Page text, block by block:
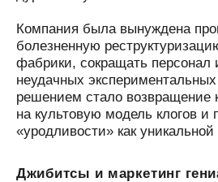
Компания была вынуждена
болезненную
фабрики, сокращать персонал
неудачных
решением стало возвращение
на культовую модель клогов и
«уродливости» как
Джибитсы и маркетинг